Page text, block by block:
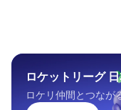
ロケットリーグ
ロケリ仲間とつなが